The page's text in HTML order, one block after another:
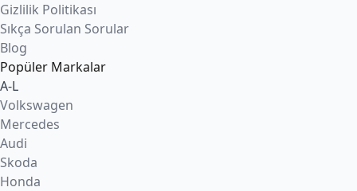
Gizlilik Politikası
Sıkça Sorulan Sorular
Blog
Popüler Markalar
A-L
Volkswagen
Mercedes
Audi
Skoda
Honda